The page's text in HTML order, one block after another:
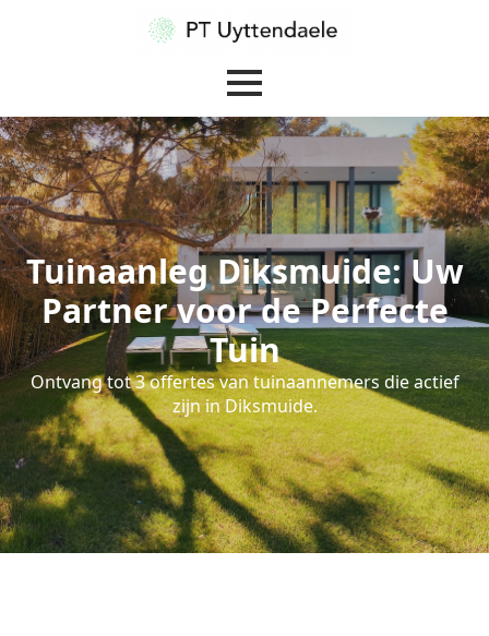
Tuinaanleg Diksmuide: Uw
Partner voor de Perfecte
Tuin
Ontvang tot 3 offertes van tuinaannemers die actief
zijn in Diksmuide.